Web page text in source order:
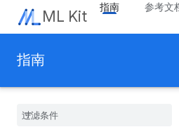
ML Kit 指南 参考文
指南